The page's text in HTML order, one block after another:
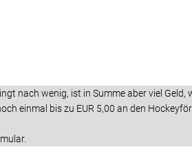
nach wenig, ist in Summe aber viel Geld,
einmal bis zu EUR 5,00 an den